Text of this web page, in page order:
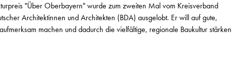
"Über Oberbayern" wurde zum zweiten Mal vom Kreisverband
Architektinnen und Architekten (BDA) ausgelobt. Er will auf gute,
machen und dadurch die vielfältige, regionale Baukultur stärken